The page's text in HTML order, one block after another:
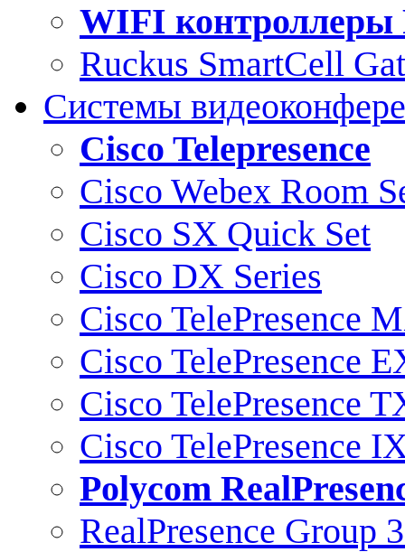
WIFI контроллеры
Ruckus SmartCell
Системы
Cisco Telepresence
Cisco Webex Room
Cisco SX Quick Set
Cisco DX Series
Cisco TelePresence
Cisco TelePresence
Cisco TelePresence
Cisco TelePresence
Polycom
RealPresence Group